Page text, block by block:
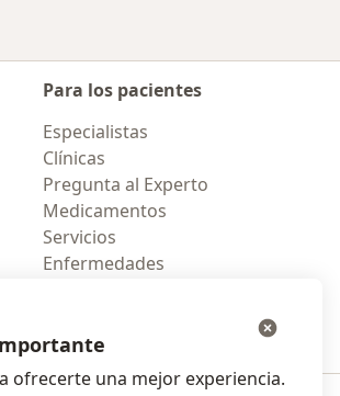
Para los pacientes
Especialistas
Clínicas
Pregunta al Experto
Medicamentos
Servicios
Enfermedades
ofrecerte una mejor experiencia.